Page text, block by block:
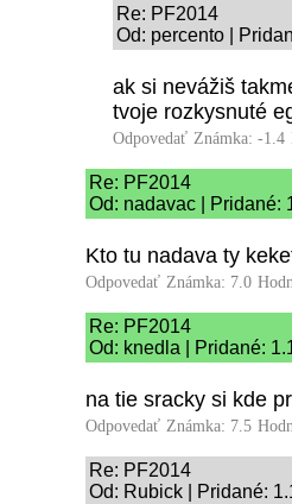
Re: PF2014
Od: percento |
ak si nevážiš
tvoje rozkysnuté
Odpovedať Známka: -1.4
Re: PF2014
Od: nadavac | Pridané:
Kto tu nadava ty
Odpovedať Známka: 7.0
Re: PF2014
Od: knedla | Pridané:
na tie sracky si kde
Odpovedať Známka: 7.5
Re: PF2014
Od: Rubick | Pridané: